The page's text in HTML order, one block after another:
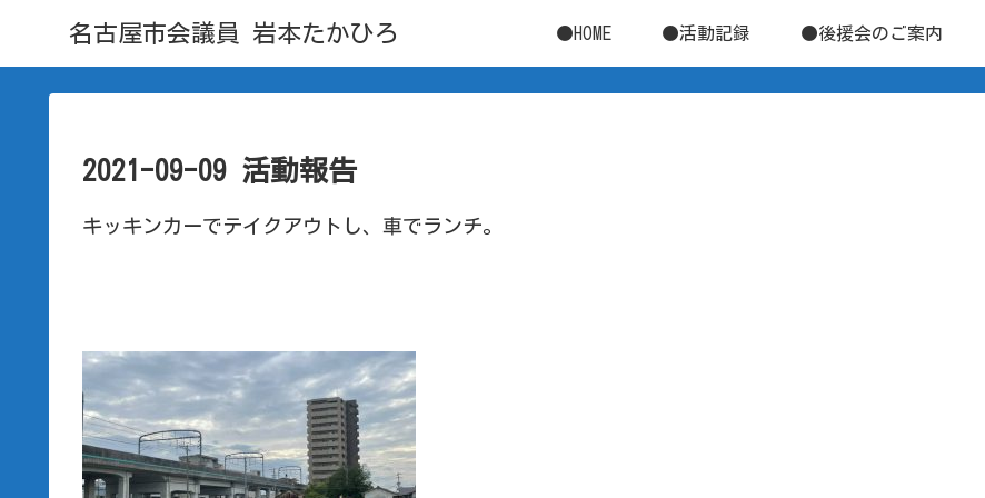
名古屋市会議員 岩本たかひろ ●HOME ●活動記録 ●後援会のご案内
2021-09-09 活動報告
キッキンカーでテイクアウトし、車でランチ。